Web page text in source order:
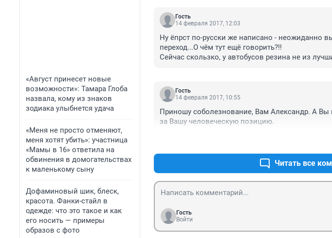
«Август принесет новые
возможности»: Тамара Глоба
назвала, кому из знаков
зодиака улыбнется удача
«Меня не просто отменяют,
меня хотят убить»: участница
«Мамы в 16» ответила на
обвинения в домогательствах
к маленькому сыну
Дофаминовый шик, блеск,
красота. Фанки-стайл в
одежде: что это такое и как
его носить — примеры
образов с фото
Гость
14 февраля 2017, 12:03
Ну ёпрст по-русски же написано - неожиданно
переход...О чём тут ещё говорить?!!
Сейчас скользко, у автобусов резина не из
Родным соболезнования.
Гость
14 февраля 2017, 10:55
Приношу соболезнование, Вам Александр. А
за Вашу человеческую позицию.
Читать все
Гость
Войти